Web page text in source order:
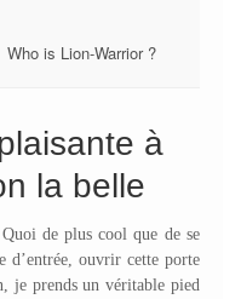
Who is Lion-Warrior ?
à
la belle
Quoi de plus cool que de se
ouvrir cette porte
je prends un véritable pied